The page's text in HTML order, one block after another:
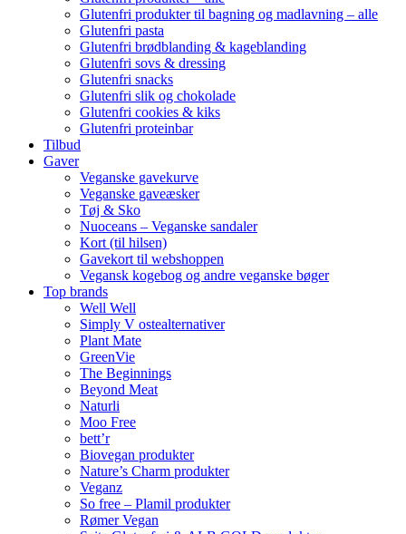
Glutenfri produkter til bagning og madlavning – alle
Glutenfri pasta
Glutenfri brødblanding & kageblanding
Glutenfri sovs & dressing
Glutenfri snacks
Glutenfri slik og chokolade
Glutenfri cookies & kiks
Glutenfri proteinbar
Tilbud
Gaver
Veganske gavekurve
Veganske gaveæsker
Tøj & Sko
Nuoceans – Veganske sandaler
Kort (til hilsen)
Gavekort til webshoppen
Vegansk kogebog og andre veganske bøger
Top brands
Well Well
Simply V ostealternativer
Plant Mate
GreenVie
The Beginnings
Beyond Meat
Naturli
Moo Free
bett’r
Biovegan produkter
Nature’s Charm produkter
Veganz
So free – Plamil produkter
Rømer Vegan